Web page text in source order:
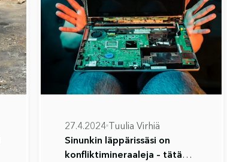
27.4.2024 Tuulia Virhiä
Sinunkin läppärissäsi on
konfliktimineraaleja – tätä